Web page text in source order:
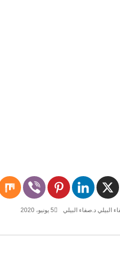
د.صفاء البيلي 5 يونيو، 2020